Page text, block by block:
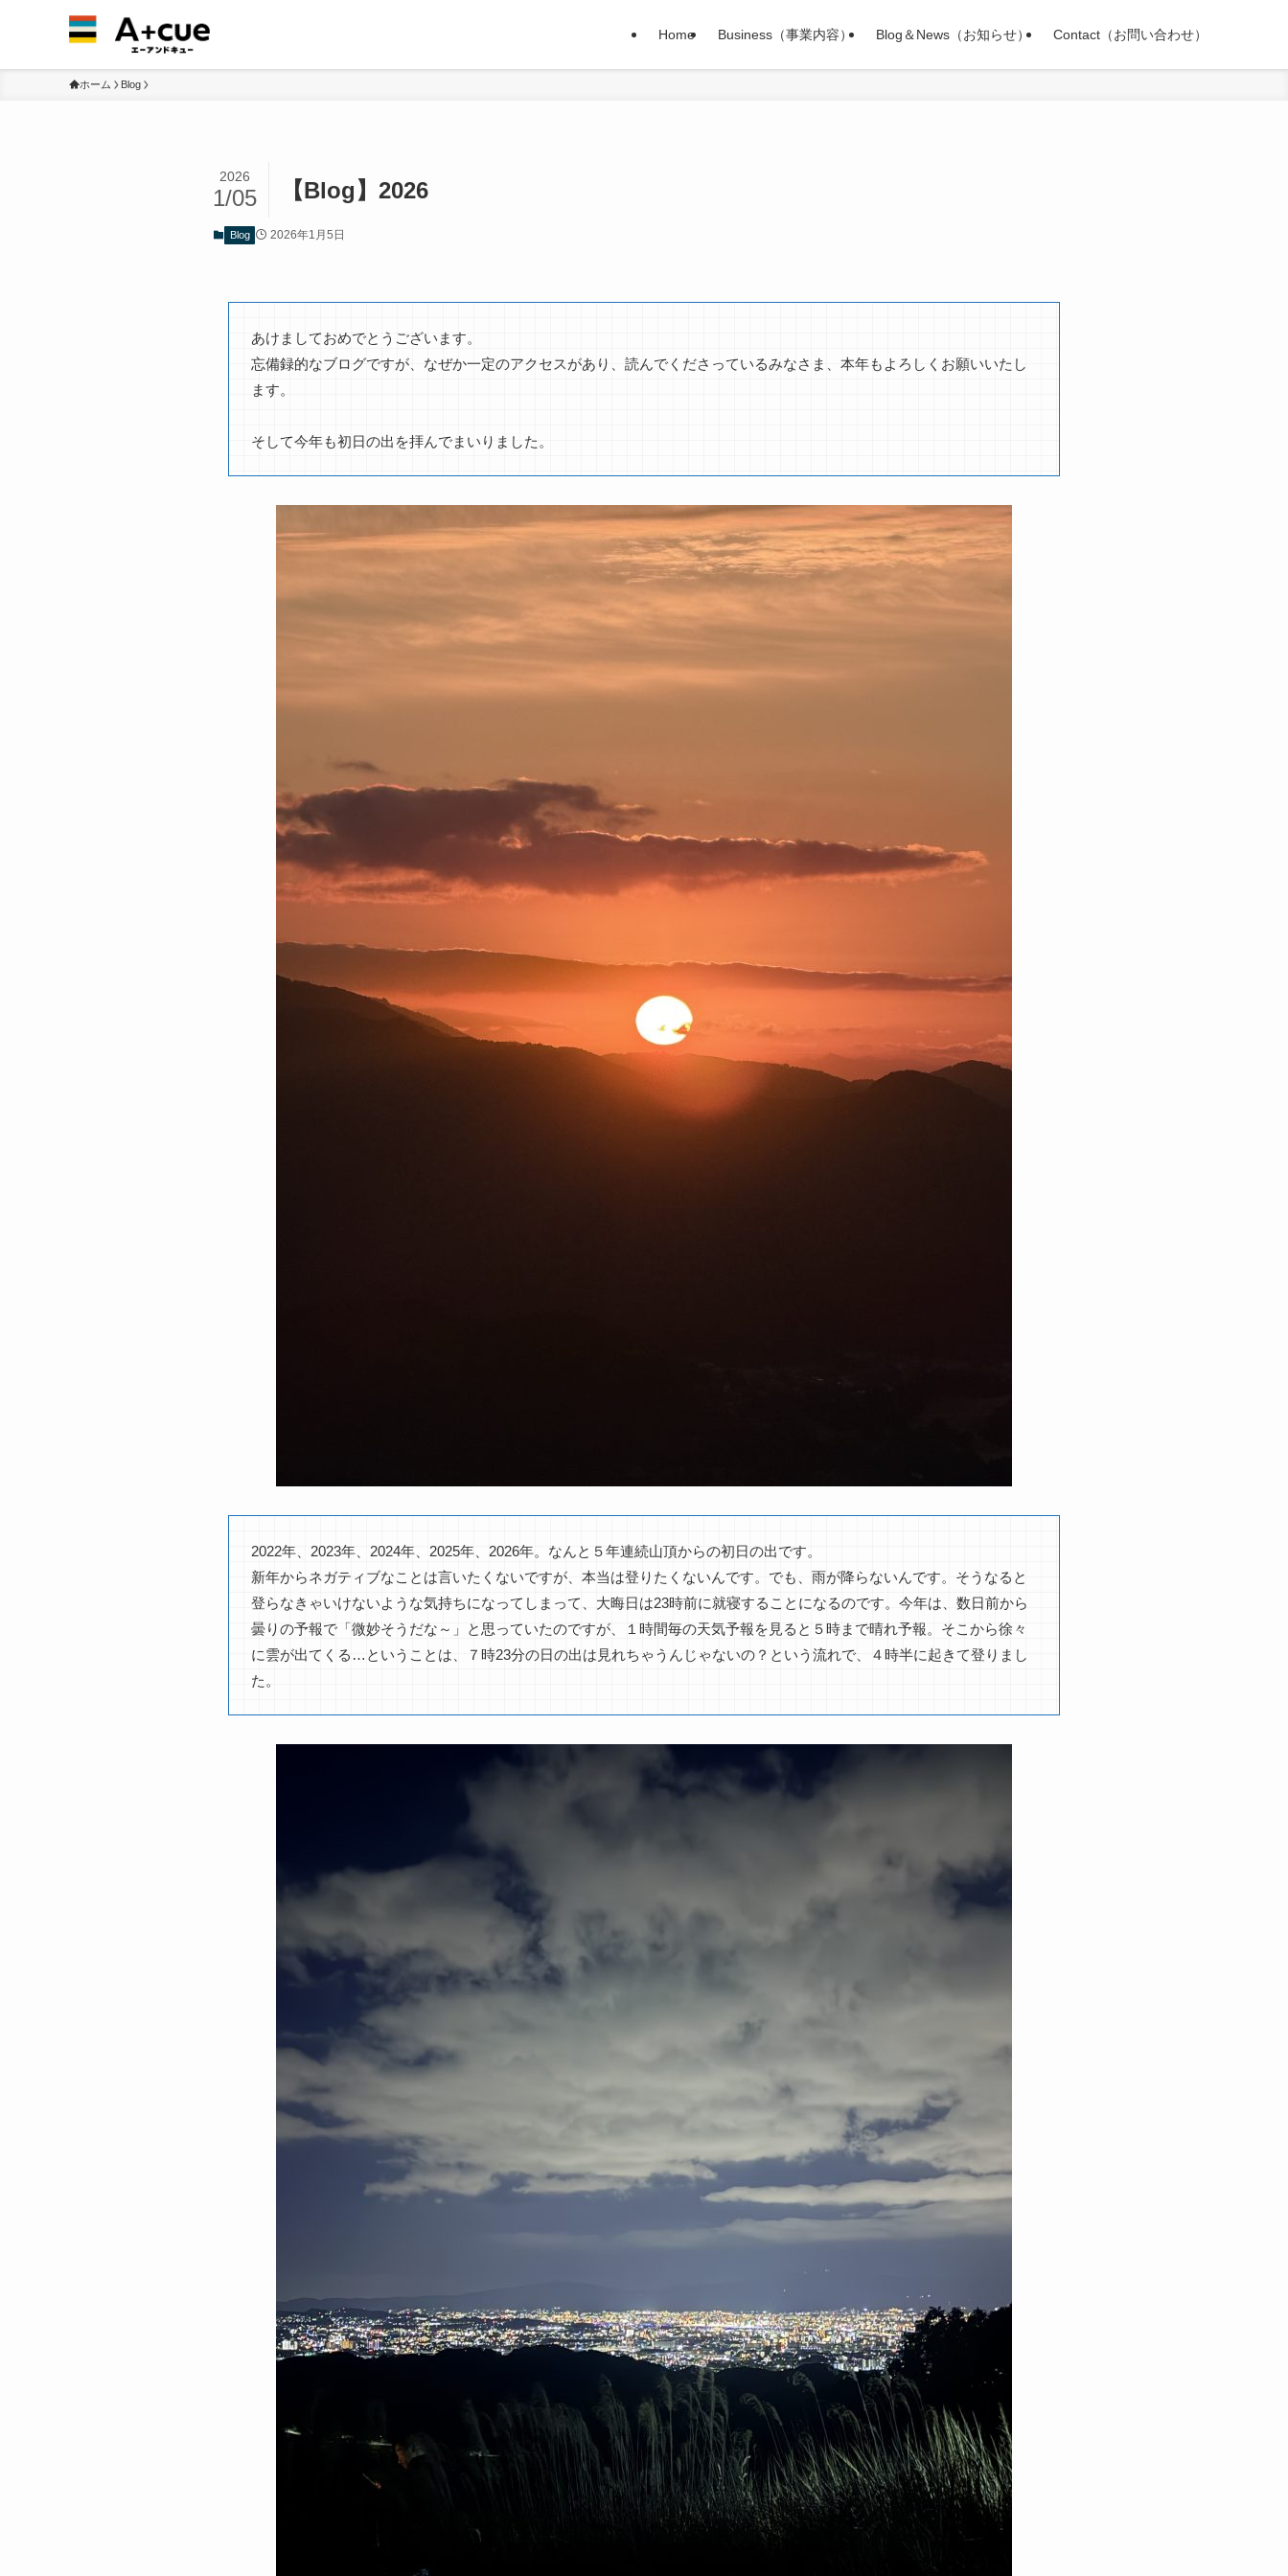
Home Business（事業内容） Blog＆News（お知らせ） Contact（お問い合わせ）
ホーム Blog
【Blog】2026
2026
1/05
Blog 2026年1月5日
あけましておめでとうございます。
忘備録的なブログですが、なぜか一定のアクセスがあり、読んでくださっているみなさま、本年もよろしくお願いいたし
ます。
そして今年も初日の出を拝んでまいりました。
2022年、2023年、2024年、2025年、2026年。なんと５年連続山頂からの初日の出です。
新年からネガティブなことは言いたくないですが、本当は登りたくないんです。でも、雨が降らないんです。そうなると
登らなきゃいけないような気持ちになってしまって、大晦日は23時前に就寝することになるのです。今年は、数日前から
曇りの予報で「微妙そうだな～」と思っていたのですが、１時間毎の天気予報を見ると５時まで晴れ予報。そこから徐々
に雲が出てくる…ということは、７時23分の日の出は見れちゃうんじゃないの？という流れで、４時半に起きて登りまし
た。